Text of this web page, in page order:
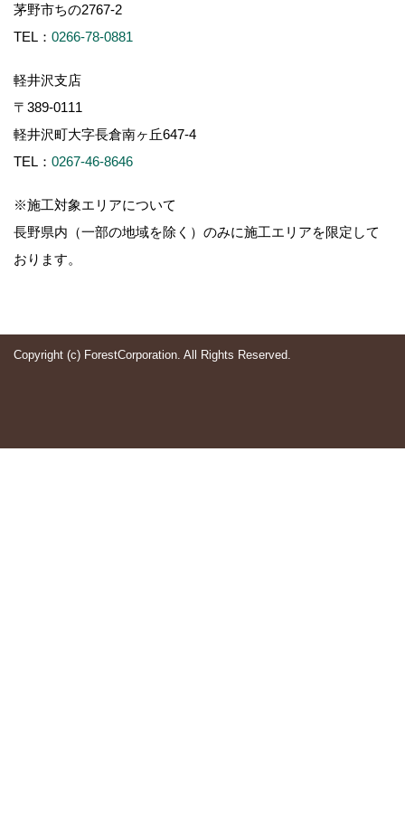
茅野市ちの2767-2
TEL： 0266-78-0881
軽井沢支店
〒389-0111
軽井沢町大字長倉南ヶ丘647-4
TEL： 0267-46-8646
※施工対象エリアについて
長野県内（一部の地域を除く）のみに施工エリアを限定して
おります。
Copyright (c) ForestCorporation. All Rights Reserved.